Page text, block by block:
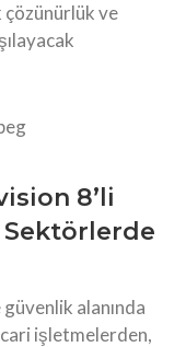
çözünürlük ve
8’li
Sektörlerde
alanında
işletmelerden,